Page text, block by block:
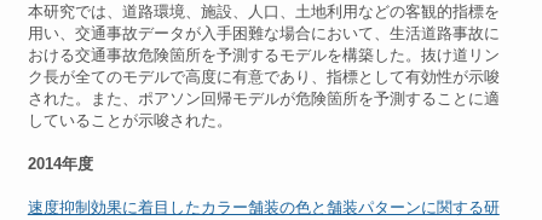
本研究では、道路環境、施設、人口、土地利用などの客観的指標を
用い、交通事故データが入手困難な場合において、生活道路事故に
おける交通事故危険箇所を予測するモデルを構築した。抜け道リン
ク長が全てのモデルで高度に有意であり、指標として有効性が示唆
された。また、ポアソン回帰モデルが危険箇所を予測することに適
していることが示唆された。
2014年度
速度抑制効果に着目したカラー舗装の色と舗装パターンに関する研